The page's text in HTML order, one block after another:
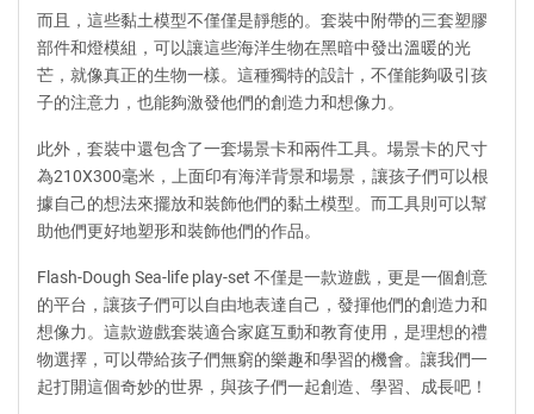
而且，這些黏土模型不僅僅是靜態的。套裝中附帶的三套塑膠
部件和燈模組，可以讓這些海洋生物在黑暗中發出溫暖的光
芒，就像真正的生物一樣。這種獨特的設計，不僅能夠吸引孩
子的注意力，也能夠激發他們的創造力和想像力。
此外，套裝中還包含了一套場景卡和兩件工具。場景卡的尺寸
為210X300毫米，上面印有海洋背景和場景，讓孩子們可以根
據自己的想法來擺放和裝飾他們的黏土模型。而工具則可以幫
助他們更好地塑形和裝飾他們的作品。
Flash-Dough Sea-life play-set 不僅是一款遊戲，更是一個創意
的平台，讓孩子們可以自由地表達自己，發揮他們的創造力和
想像力。這款遊戲套裝適合家庭互動和教育使用，是理想的禮
物選擇，可以帶給孩子們無窮的樂趣和學習的機會。讓我們一
起打開這個奇妙的世界，與孩子們一起創造、學習、成長吧！